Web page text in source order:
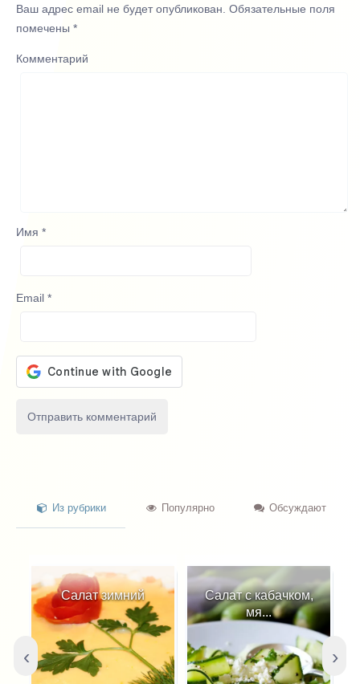
Ваш адрес email не будет опубликован. Обязательные поля
помечены *
Комментарий
Имя *
Email *
Из рубрики Популярно Обсуждают
зимний
Салат с кабачком,
мя...
Салат из
...
‹ ›